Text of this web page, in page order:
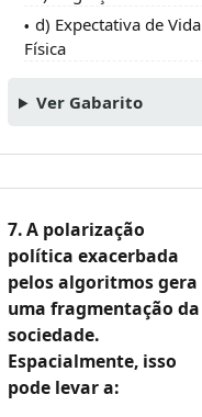
d) Expectativa de Vida
Física
Ver Gabarito
7. A polarização
política exacerbada
pelos algoritmos gera
uma fragmentação da
sociedade.
Espacialmente, isso
pode levar a: